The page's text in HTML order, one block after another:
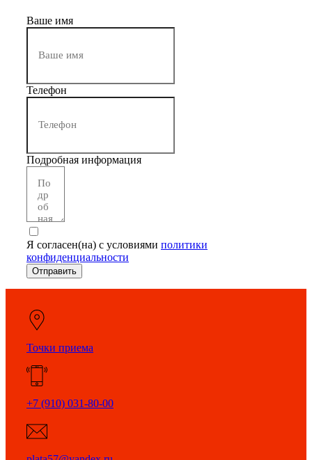
Ваше имя
Телефон
Подробная информация
Я согласен(на) с условиями политики
конфиденциальности
Отправить
Точки приема
+7 (910) 031-80-00